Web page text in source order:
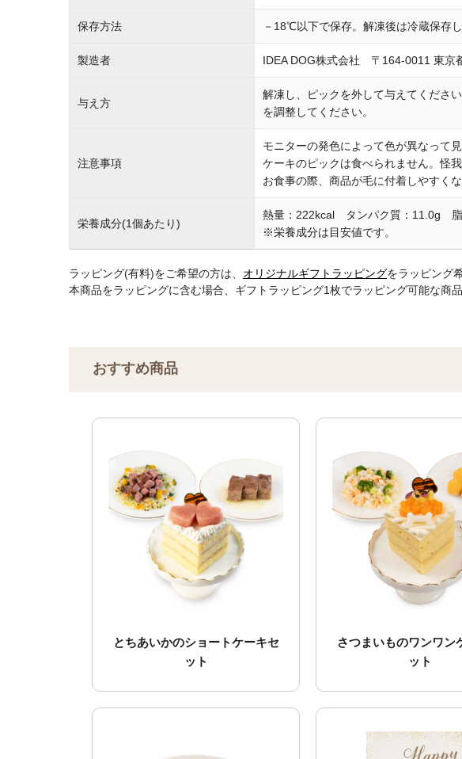
保存方法 －18℃以下で保存。解凍後は冷蔵保存
製造者 IDEA DOG株式会社 〒164-0011 東京
与え方
解凍し、ピックを外して与えてくださ
を調整してください。
注意事項
モニターの発色によって色が異なって
ケーキのピックは食べられません。怪
お食事の際、商品が毛に付着しやすく
栄養成分(1個あたり)
熱量：222kcal タンパク質：11.0g
※栄養成分は目安値です。
ラッピング(有料)をご希望の方は、 オリジナルギフトラッピングをラッピング
本商品をラッピングに含む場合、ギフトラッピング1枚でラッピング可能な商
おすすめ商品
とちあいかのショートケーキセ
ット
さつまいものワンワン
ット